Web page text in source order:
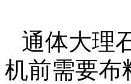
通体大理
机前需要布